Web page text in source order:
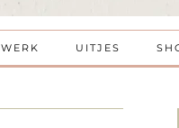
WERK UITJES